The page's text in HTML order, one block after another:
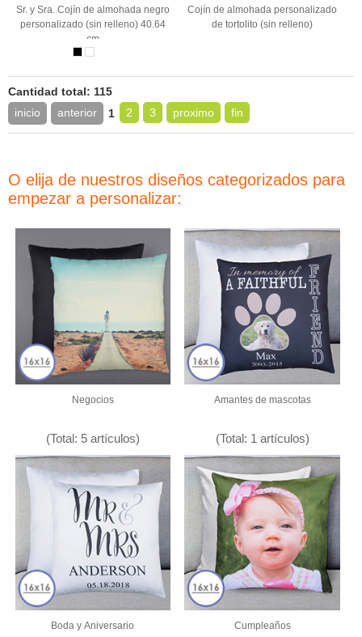
Sr. y Sra. Cojín de almohada negro
personalizado (sin relleno) 40.64
cm
Cojín de almohada personalizado
de tortolito (sin relleno)
Cantidad total: 115
inicio
anterior 1 2 3 proximo fin
O elija de nuestros diseños categorizados para
empezar a personalizar:
Negocios
(Total: 5 artículos)
Amantes de mascotas
(Total: 1 artículos)
Boda y Aniversario Cumpleaños